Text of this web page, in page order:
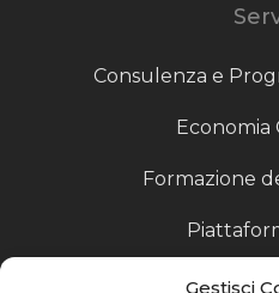
Gestisci
Consulenza e
Economia
Formazione
Scouting